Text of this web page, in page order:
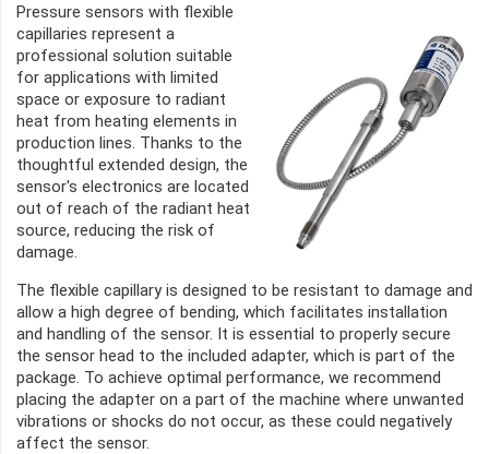
Pressure sensors with flexible
capillaries represent a
professional solution suitable
for applications with limited
space or exposure to radiant
heat from heating elements in
production lines. Thanks to the
thoughtful extended design, the
sensor's electronics are located
out of reach of the radiant heat
source, reducing the risk of
damage.
The flexible capillary is designed to be resistant to damage and
allow a high degree of bending, which facilitates installation
and handling of the sensor. It is essential to properly secure
the sensor head to the included adapter, which is part of the
package. To achieve optimal performance, we recommend
placing the adapter on a part of the machine where unwanted
vibrations or shocks do not occur, as these could negatively
affect the sensor.